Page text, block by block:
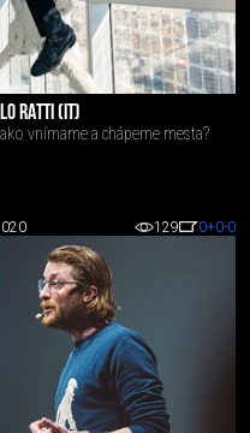
RATTI (IT)
vnímame a chápeme mesta?
129 0+0-0